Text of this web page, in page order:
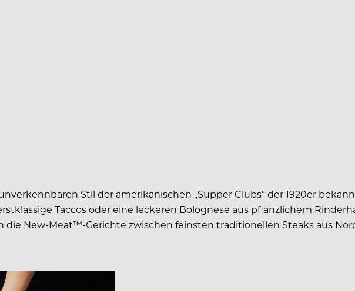
Stil der amerikanischen „Supper Clubs“ der 1920er
Taccos oder eine leckeren Bolognese aus pflanzlichem
die New-Meat™-Gerichte zwischen feinsten traditionellen Steaks aus